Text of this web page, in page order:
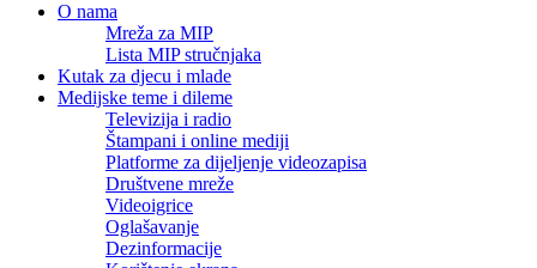
O nama
Mreža za MIP
Lista MIP stručnjaka
Kutak za djecu i mlade
Medijske teme i dileme
Televizija i radio
Štampani i online mediji
Platforme za dijeljenje videozapisa
Društvene mreže
Videoigrice
Oglašavanje
Dezinformacije